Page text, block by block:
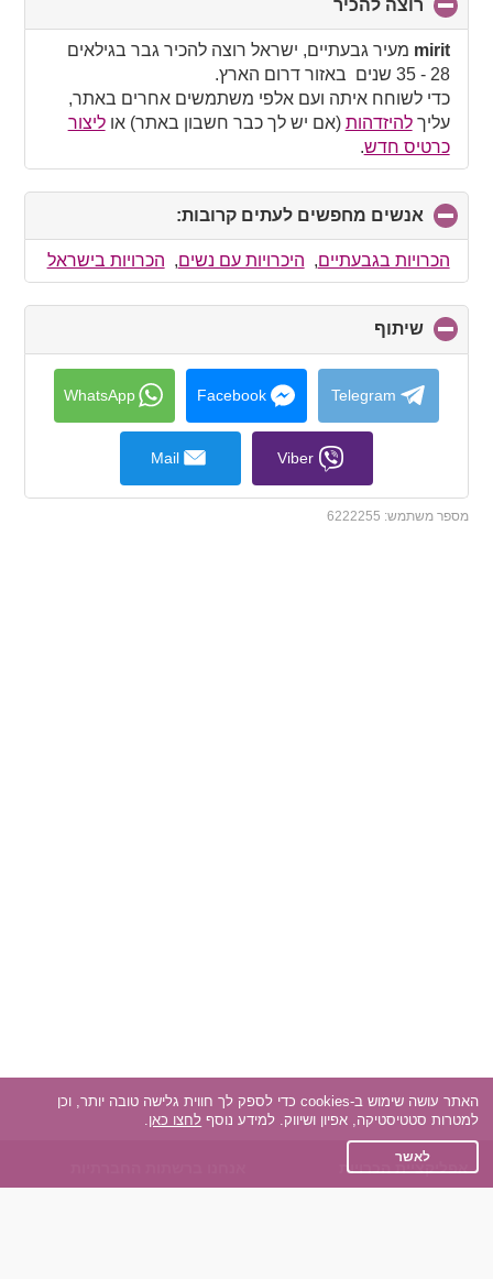
רוצה להכיר
to
collapse
contents
mirit מעיר גבעתיים, ישראל רוצה להכיר גבר בגילאים
28 - 35 שנים באזור דרום הארץ.
כדי לשוחח איתה ועם אלפי משתמשים אחרים באתר,
עליךלהיזדהות (אם יש לך כבר חשבון באתר) אוליצור
כרטיס חדש.
אנשים מחפשים לעתים קרובות:
to
collapse
contents
הכרויות בגבעתיים, היכרויות עם נשים, הכרויות בישראל
שיתוף
to
collapse
contents
Telegram
Facebook
WhatsApp
Viber
Mail
מספר משתמש: 6222255
אפליקציית הכרויות
האתר עושה שימוש ב-cookies כדי לספק לך חווית גלישה טובה יותר, וכן
למטרות סטטיסטיקה, אפיון ושיווק. למידע נוסף לחצו כאן.
לאשר